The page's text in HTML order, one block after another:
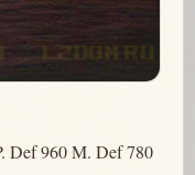
Def 960 M. Def 780